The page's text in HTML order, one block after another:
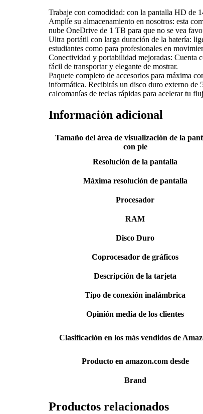
Trabaje con comodidad: con la pantalla HD de
Amplíe su almacenamiento en nosotros: esta
nube OneDrive de 1 TB para que no se vea
Ultra portátil con larga duración de la batería:
estudiantes como para profesionales en
Conectividad y portabilidad mejoradas: Cuenta
fácil de transportar y elegante de mostrar.
Paquete completo de accesorios para máxima
informática. Recibirás un disco duro externo de
calcomanías de teclas rápidas para acelerar tu
Información adicional
Tamaño del área de visualización de la
con pie
Resolución de la pantalla
Máxima resolución de pantalla
Procesador
RAM
Disco Duro
Coprocesador de gráficos
Descripción de la tarjeta
Tipo de conexión inalámbrica
Opinión media de los clientes
Clasificación en los más vendidos de
Producto en amazon.com desde
Brand
Productos relacionados